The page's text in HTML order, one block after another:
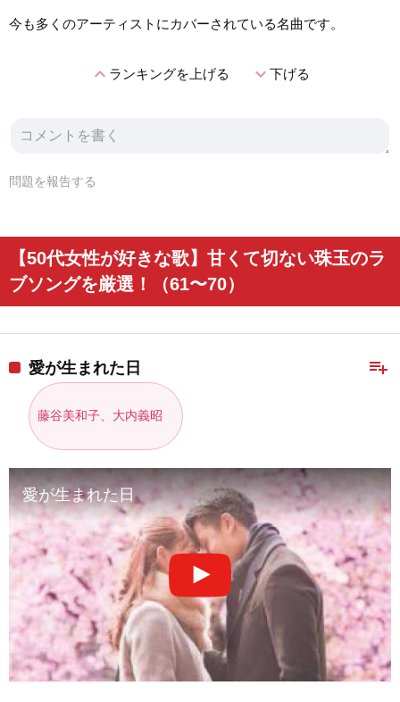
今も多くのアーティストにカバーされている名曲です。
expand_lessランキングを上げる expand_more下げる
問題を報告する
【50代女性が好きな歌】甘くて切ない珠玉のラ
ブソングを厳選！（61〜70）
playlist_add
愛が生まれた日
藤谷美和子、大内義昭
愛が生まれた日